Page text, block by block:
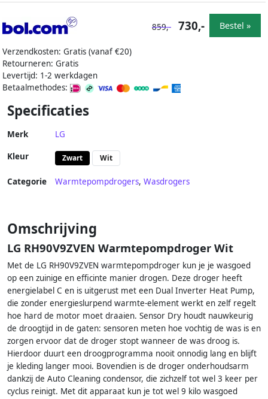
Verzendkosten: Gratis (vanaf €20)
Retourneren: Gratis
Levertijd: 1-2 werkdagen
Betaalmethodes:
859,- 730,- Bestel »
Specificaties
Merk LG
Kleur Zwart Wit
Categorie Warmtepompdrogers, Wasdrogers
Omschrijving
LG RH90V9ZVEN Warmtepompdroger Wit
Met de LG RH90V9ZVEN warmtepompdroger kun je je wasgoed
op een zuinige en efficinte manier drogen. Deze droger heeft
energielabel C en is uitgerust met een Dual Inverter Heat Pump,
die zonder energieslurpend warmte-element werkt en zelf regelt
hoe hard de motor moet draaien. Sensor Dry houdt nauwkeurig
de droogtijd in de gaten: sensoren meten hoe vochtig de was is en
zorgen ervoor dat de droger stopt wanneer de was droog is.
Hierdoor duurt een droogprogramma nooit onnodig lang en blijft
je kleding langer mooi. Bovendien is de droger onderhoudsarm
dankzij de Auto Cleaning condensor, die zichzelf tot wel 3 keer per
cyclus reinigt. Met dit apparaat kun je tot wel 9 kilo wasgoed